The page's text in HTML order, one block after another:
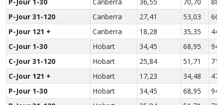
P-Jour 31-120
Canberra 27,41 53,03
P-Jour 121 +
Canberra 18,28 35,35
C-Jour 1-30
Hobart 34,45 68,95
C-Jour 31-120
Hobart 25,84 51,71
C-Jour 121 +
Hobart 17,23 34,48
P-Jour 1-30
Hobart 34,45 68,95